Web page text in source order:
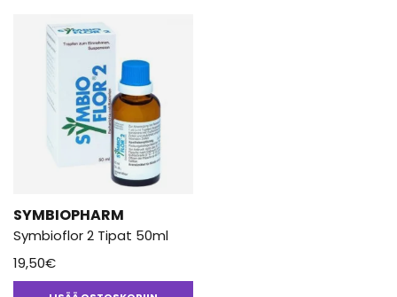
SYMBIOPHARM
Symbioflor 2 Tipat 50ml
19,50€